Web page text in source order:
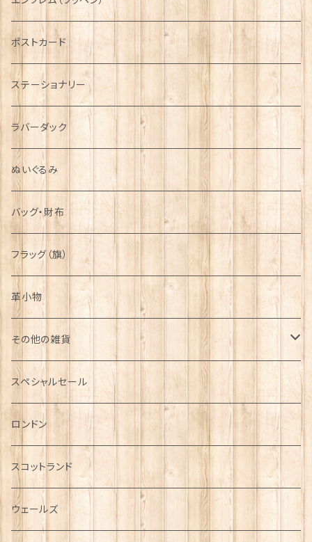
音楽＆楽器
運動＆人物
シンボル
ARMY
ポストカード
ステーショナリー
ラバーダック
ぬいぐるみ
バッグ・財布
フラッグ（旗）
革小物
その他の雑貨
ミニカー
チャーム
犬グッズ
傘
スペシャルセール
ロンドン
スコットランド
ウェールズ